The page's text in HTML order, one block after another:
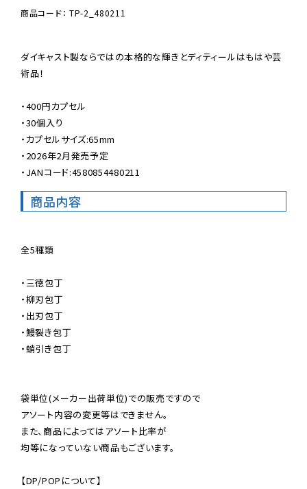
商品コード： TP-2_480211
ダイキャスト製ならではの本格的な輝きとディティールはもはや芸
術品！
・400円カプセル
・30個入り
・カプセルサイズ:65mm
・2026年2月発売予定
・JANコード:4580854480211
商品内容
全5種類
・三徳包丁
・柳刃包丁
・出刃包丁
・鰻裂き包丁
・蛸引き包丁
袋単位(メーカー出荷単位)での販売ですので
アソート内容の変更等はできません。
また、商品によってはアソート比率が
均等になっていない商品もございます。
【DP/POPについて】